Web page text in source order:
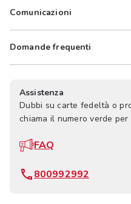
Comunicazioni
Domande frequenti
Assistenza
Dubbi su carte fedeltà o
chiama il numero verde
FAQ
800992992